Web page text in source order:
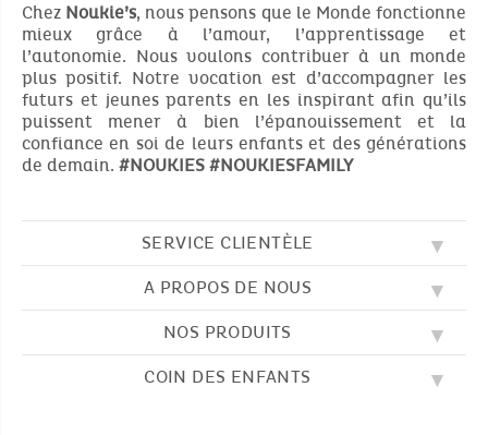
Chez Noukie’s, nous pensons que le Monde fonctionne
mieux grâce à l’amour, l’apprentissage et
l’autonomie. Nous voulons contribuer à un monde
plus positif. Notre vocation est d’accompagner les
futurs et jeunes parents en les inspirant afin qu’ils
puissent mener à bien l’épanouissement et la
confiance en soi de leurs enfants et des générations
de demain. #NOUKIES #NOUKIESFAMILY
SERVICE CLIENTÈLE
QUESTIONS FRÉQUENTES (FAQ)
CONTACTEZ-NOUS
CGV
A PROPOS DE NOUS
NOS VALEURS
NOTRE HISTOIRE
NOS PRODUITS
BRODERIE
COIN DES ENFANTS